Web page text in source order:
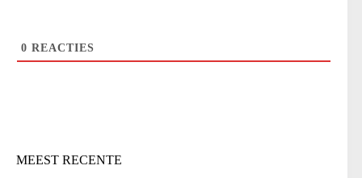
0 REACTIES
MEEST RECENTE